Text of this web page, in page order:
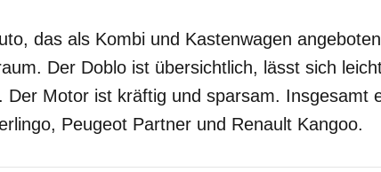
das als Kombi und Kastenwagen
Der Doblo ist übersichtlich, lässt sich
Der Motor ist kräftig und sparsam. Insgesamt
Peugeot Partner und Renault Kangoo.